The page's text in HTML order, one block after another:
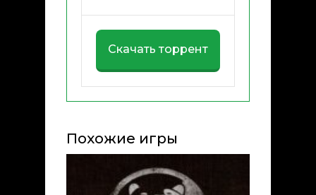
Скачать торрент
Похожие игры